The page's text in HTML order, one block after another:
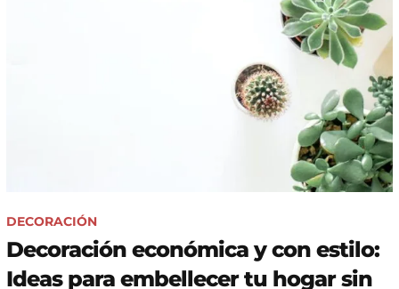
DECORACIÓN
Decoración económica y con estilo:
Ideas para embellecer tu hogar sin